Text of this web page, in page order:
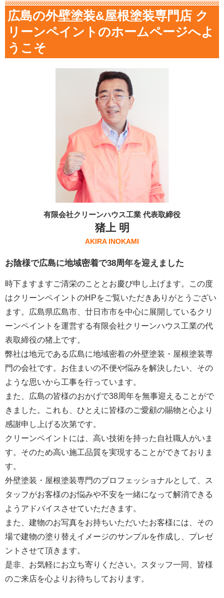
広島の外壁塗装&屋根塗装専門店 ク
リーンペイントのホームページへよ
うこそ
有限会社クリーンハウス工業 代表取締役
猪上 明
AKIRA INOKAMI
お陰様で広島に地域密着で38周年を迎えました
時下ますますご清栄のこととお慶び申し上げます。この度
はクリーンペイントのHPをご覧いただきありがとうござい
ます。広島県広島市、廿日市市を中心に展開しているクリ
ーンペイントを運営する有限会社クリーンハウス工業の代
表取締役の猪上です。
弊社は地元である広島に地域密着の外壁塗装・屋根塗装専
門の会社です。お住まいの不便や悩みを解決したい、その
ような思いから工事を行っています。
また、広島の皆様のおかげで38周年を無事迎えることがで
きました。これも、ひとえに皆様のご愛顧の賜物と心より
感謝申し上げる次第です。
クリーンペイントには、高い技術を持った自社職人がいま
す。そのため高い施工品質を実現することができておりま
す。
外壁塗装・屋根塗装専門のプロフェッショナルとして、ス
タッフがお客様のお悩みや不安を一緒になって解消できる
ようアドバイスさせていただきます。
また、建物のお写真をお持ちいただいたお客様には、その
場で建物の塗り替えイメージのサンプルを作成し、プレゼ
ントさせて頂きます。
是非、お気軽にお立ち寄りください。スタッフ一同、皆様
のご来店を心よりお待ちしております。